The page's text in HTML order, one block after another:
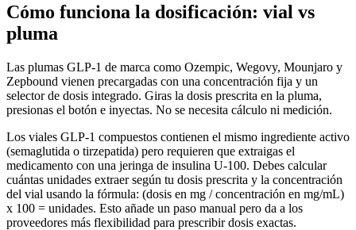
Cómo funciona la dosificación: vial vs
pluma
Las plumas GLP-1 de marca como Ozempic, Wegovy, Mounjaro y
Zepbound vienen precargadas con una concentración fija y un
selector de dosis integrado. Giras la dosis prescrita en la pluma,
presionas el botón e inyectas. No se necesita cálculo ni medición.
Los viales GLP-1 compuestos contienen el mismo ingrediente activo
(semaglutida o tirzepatida) pero requieren que extraigas el
medicamento con una jeringa de insulina U-100. Debes calcular
cuántas unidades extraer según tu dosis prescrita y la concentración
del vial usando la fórmula: (dosis en mg / concentración en mg/mL)
x 100 = unidades. Esto añade un paso manual pero da a los
proveedores más flexibilidad para prescribir dosis exactas.